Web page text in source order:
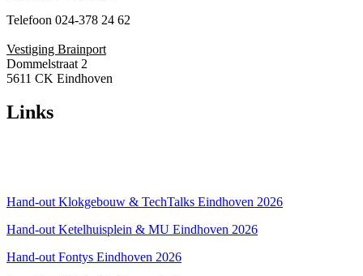
Telefoon 024-378 24 62
Vestiging Brainport
Dommelstraat 2
5611 CK Eindhoven
Links
Hand-out Klokgebouw & TechTalks Eindhoven 2026
Hand-out Ketelhuisplein & MU Eindhoven 2026
Hand-out Fontys Eindhoven 2026